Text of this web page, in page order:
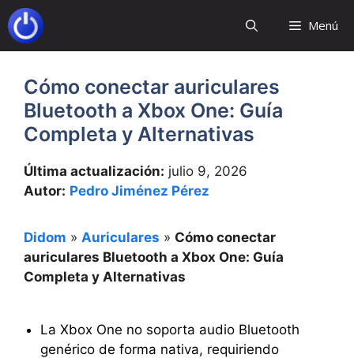
Saltar
al
contenido
Menú
Cómo conectar auriculares
Bluetooth a Xbox One: Guía
Completa y Alternativas
Última actualización: julio 9, 2026
Autor: Pedro Jiménez Pérez
Didom » Auriculares » Cómo conectar
auriculares Bluetooth a Xbox One: Guía
Completa y Alternativas
La Xbox One no soporta audio Bluetooth
genérico de forma nativa, requiriendo